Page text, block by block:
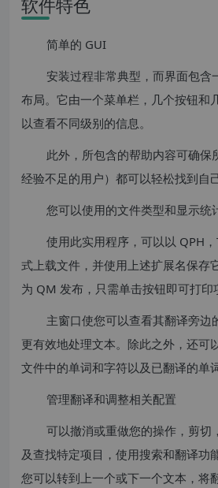
软件特色
简单的 GUI
安装过程非常典型，而界面包含
布局。它由一个菜单栏，几个按钮和
以查看不同级别的信息。
此外，所包含的帮助内容可确保
经验不足的用户）都可以轻松找到自
您可以使用的文件类型和显示统
使用此实用程序，可以以 QPH，
式上载文件，并使用上述扩展名保存
为 QM 发布，只需单击按钮即可打印
主窗口使您可以查看其翻译旁边
更有效地处理文本。除此之外，还可
文件中的单词和字符以及已翻译的单
管理翻译和调整相关配置
可以撤消或重做您的操作，剪切
及查找特定项目，使用搜索和翻译功
您可以转到上一个或下一个文本，将